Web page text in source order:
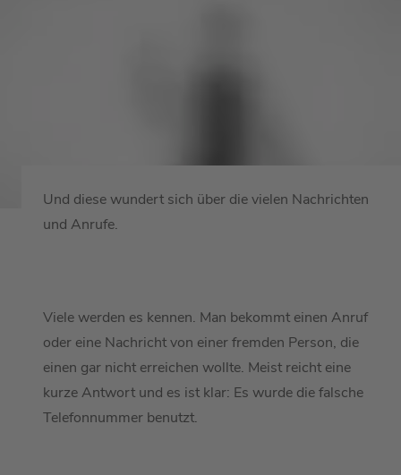
Und diese wundert sich über die vielen Nachrichten
und Anrufe.
Viele werden es kennen. Man bekommt einen Anruf
oder eine Nachricht von einer fremden Person, die
einen gar nicht erreichen wollte. Meist reicht eine
kurze Antwort und es ist klar: Es wurde die falsche
Telefonnummer benutzt.